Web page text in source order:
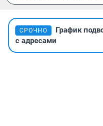
СРОЧНО
График
с адресами